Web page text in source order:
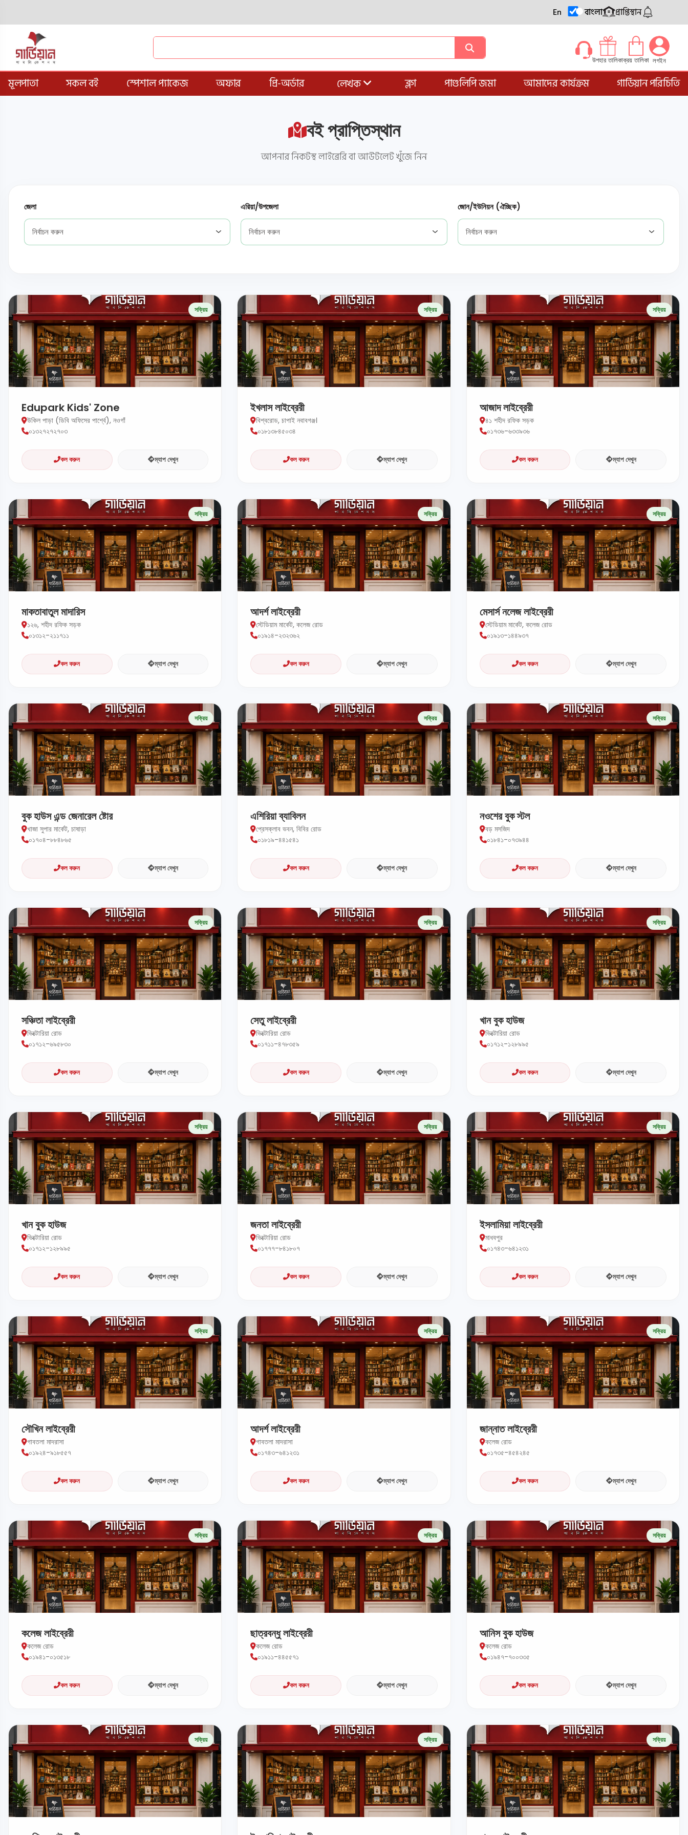
En বাংলা প্রাপ্তিস্থান
উপহার তালিকাক্রয় তালিকা লগইন
মূলপাতা সকল বই স্পেশাল প্যাকেজ অফার প্রি-অর্ডার লেখক ব্লগ পাণ্ডলিপি জমা আমাদের কার্যক্রম গার্ডিয়ান পরিচিতি
বই প্রাপ্তিস্থান
আপনার নিকটস্থ লাইব্রেরি বা আউটলেট খুঁজে নিন
জেলা
নির্বাচন করুন
এরিয়া/উপজেলা
নির্বাচন করুন
জোন/ইউনিয়ন (ঐচ্ছিক)
নির্বাচন করুন
সক্রিয়
Edupark Kids' Zone
উকিল পাড়া (ডিবি অফিসের পার্শ্বে), নওগাঁ
০১৩২৭২৭২৭০৩
কল করুন ম্যাপ দেখুন
সক্রিয়
ইখলাস লাইব্রেরী
বিশ্বরোড, চাপাই নবাবগঞ্জ।
০১৮১৩৮৪৫০৩৪
কল করুন ম্যাপ দেখুন
সক্রিয়
আজাদ লাইব্রেরী
৪১ শহীদ রফিক সড়ক
০১৭৩৬-৬৩৩৯৩৬
কল করুন ম্যাপ দেখুন
সক্রিয়
মাকতাবাতুল মাদারিস
১২৬, শহীদ রফিক সড়ক
০১৩১২-২১১৭১১
কল করুন ম্যাপ দেখুন
সক্রিয়
আদর্শ লাইব্রেরী
স্টেডিয়াম মার্কেট, কলেজ রোড
০১৯১৪-২৩২৩৬২
কল করুন ম্যাপ দেখুন
সক্রিয়
মেসার্স নলেজ লাইব্রেরী
স্টেডিয়াম মার্কেট, কলেজ রোড
০১৯১৩-১৪৪৯৩৭
কল করুন ম্যাপ দেখুন
সক্রিয়
বুক হাউস এন্ড জেনারেল ষ্টোর
খাজা সুপার মার্কেট, চাষাড়া
০১৭০৪-৮৮৪৮৬৫
কল করুন ম্যাপ দেখুন
সক্রিয়
এশিরিয়া ব্যাবিলন
প্রেসক্লাব ভবন, বিবির রোড
০১৮১৯-৪৪১৫৪১
কল করুন ম্যাপ দেখুন
সক্রিয়
নওশের বুক স্টল
বড় মসজিদ
০১৮৪১-০৭৩৯৪৪
কল করুন ম্যাপ দেখুন
সক্রিয়
সঞ্চিতা লাইব্রেরী
ভিক্টোরিয়া রোড
০১৭১২-৬৯৫৮৩০
কল করুন ম্যাপ দেখুন
সক্রিয়
সেতু লাইব্রেরী
ভিক্টোরিয়া রোড
০১৭১১-৪৭৮৩৫৯
কল করুন ম্যাপ দেখুন
সক্রিয়
খান বুক হাউজ
ভিক্টোরিয়া রোড
০১৭১২-১২৮৯৯৫
কল করুন ম্যাপ দেখুন
সক্রিয়
খান বুক হাউজ
ভিক্টোরিয়া রোড
০১৭১২-১২৮৯৯৫
কল করুন ম্যাপ দেখুন
সক্রিয়
জনতা লাইব্রেরী
ভিক্টোরিয়া রোড
০১৭৭৭-৮৪১৮০৭
কল করুন ম্যাপ দেখুন
সক্রিয়
ইসলামিয়া লাইব্রেরী
মাধবপুর
০১৭৪৩-৬৪১২৩১
কল করুন ম্যাপ দেখুন
সক্রিয়
সৌখিন লাইব্রেরী
গাবতলা মাদরাসা
০১৯২৪-৯১৮৫৫৭
কল করুন ম্যাপ দেখুন
সক্রিয়
আদর্শ লাইব্রেরী
গাবতলা মাদরাসা
০১৭৪৩-৬৪১২৩১
কল করুন ম্যাপ দেখুন
সক্রিয়
জান্নাত লাইব্রেরী
কলেজ রোড
০১৭৩৫-৪৫৪২৪৫
কল করুন ম্যাপ দেখুন
সক্রিয়
কলেজ লাইব্রেরী
কলেজ রোড
০১৯৪১-০১৩৫১৮
কল করুন ম্যাপ দেখুন
সক্রিয়
ছাত্রবন্ধু লাইব্রেরী
কলেজ রোড
০১৯১১-৪৪৫৫৭১
কল করুন ম্যাপ দেখুন
সক্রিয়
আনিস বুক হাউজ
কলেজ রোড
০১৯৪৭-৭০০৩৩৫
কল করুন ম্যাপ দেখুন
সক্রিয় সক্রিয় সক্রিয়